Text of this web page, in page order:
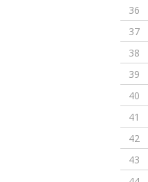
36
37
38
39
40
41
42
43